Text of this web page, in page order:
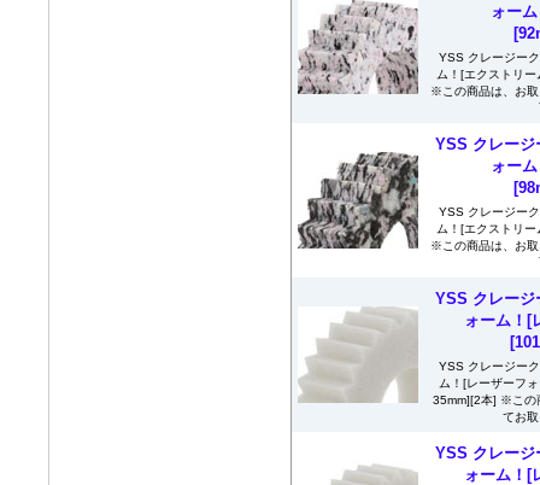
ォー
YSS クレージー
ム！[エクストリ
※この商品は、お
YSS クレージ
ォー
YSS クレージー
ム！[エクストリ
※この商品は、お
YSS クレージ
ォーム！[
YSS クレージー
ム！[レーザーフ
35mm][2本] ※この
てお
YSS クレージ
ォーム！[